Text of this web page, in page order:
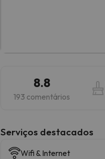
8.8
193 comentários
Serviços destacados
Wifi & Internet